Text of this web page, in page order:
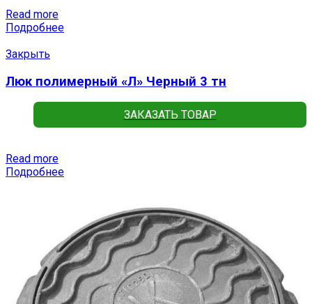
Read more
Подробнее
Закрыть
Люк полимерный «Л» Черный 3 тн
ЗАКАЗАТЬ ТОВАР
Read more
Подробнее